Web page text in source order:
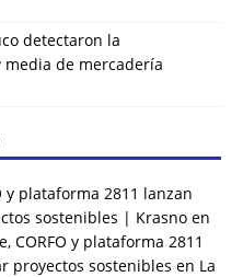
detectaron la
de mercadería
y plataforma 2811 lanzan
sostenibles | Krasno en
CORFO y plataforma 2811
proyectos sostenibles en La